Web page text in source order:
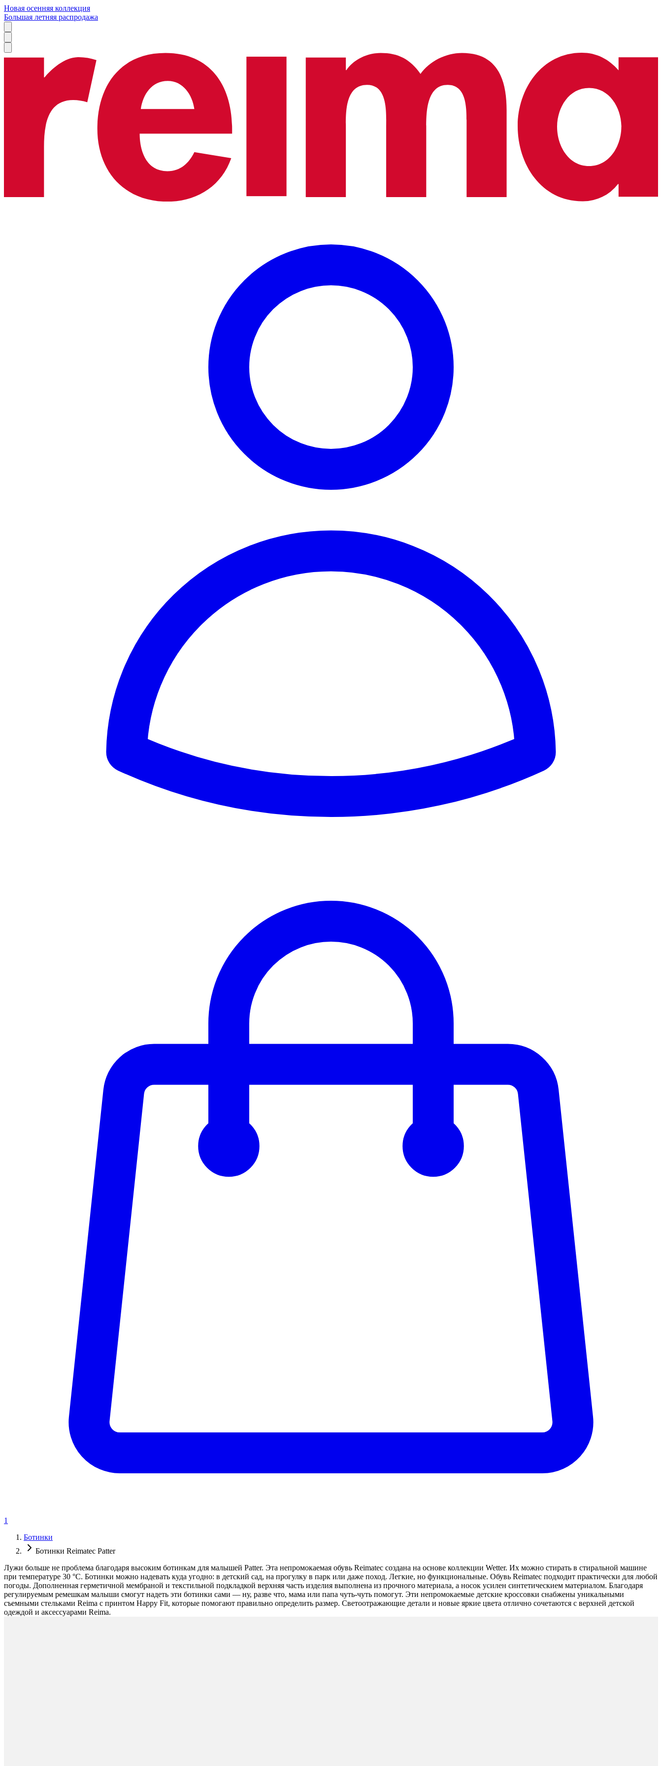
Новая осенняя коллекция
Большая летняя распродажа
1
Ботинки
Ботинки Reimatec Patter
Лужи больше не проблема благодаря высоким ботинкам для малышей Patter. Эта непромокаемая обувь Reimatec создана на основе коллекции Wetter. Их можно стирать в стиральной машине
при температуре 30 °C. Ботинки можно надевать куда угодно: в детский сад, на прогулку в парк или даже поход. Легкие, но функциональные. Обувь Reimatec подходит практически для любой
погоды. Дополненная герметичной мембраной и текстильной подкладкой верхняя часть изделия выполнена из прочного материала, а носок усилен синтетическием материалом. Благодаря
регулируемым ремешкам малыши смогут надеть эти ботинки сами — ну, разве что, мама или папа чуть-чуть помогут. Эти непромокаемые детские кроссовки снабжены уникальными
съемными стельками Reima с принтом Happy Fit, которые помогают правильно определить размер. Светоотражающие детали и новые яркие цвета отлично сочетаются с верхней детской
одеждой и аксессуарами Reima.